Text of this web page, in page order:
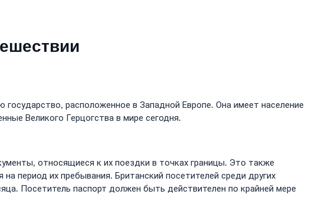
расположенное в Западной Европе. Она имеет население
Великого Герцогства в мире сегодня.
относящиеся к их поездки в точках границы. Это также
период их пребывания. Британский посетителей среди других
Посетитель паспорт должен быть действителен по крайней мере